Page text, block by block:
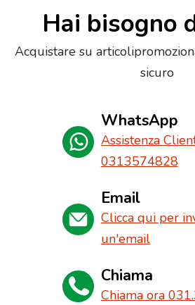
Hai bisogno
Acquistare su
sicuro
WhatsApp
Assistenza
0313574828
Email
Clicca qui per
un'email
Chiama
Chiama ora